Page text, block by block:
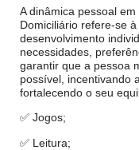
A dinâmica pessoal
Domiciliário refere-se
desenvolvimento
necessidades,
garantir que a pessoa
possível, incentivando
fortalecendo o seu
✅ Jogos;
✅ Leitura;